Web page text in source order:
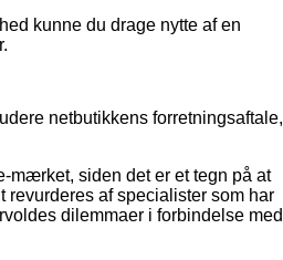
kunne du drage nytte af en
netbutikkens forretningsaftale,
mærket, siden det er et tegn på at
revurderes af specialister som har
dilemmaer i forbindelse med